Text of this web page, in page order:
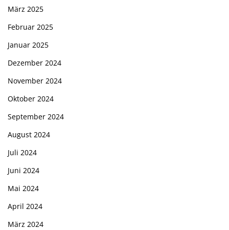
März 2025
Februar 2025
Januar 2025
Dezember 2024
November 2024
Oktober 2024
September 2024
August 2024
Juli 2024
Juni 2024
Mai 2024
April 2024
März 2024